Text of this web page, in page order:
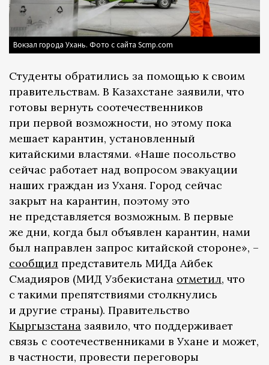
Вокзал города Ухань. Фото с сайта Scmp.com
Студенты обратились за помощью к своим
правительствам. В Казахстане заявили, что
готовы вернуть соотечественников
при первой возможности, но этому пока
мешает карантин, установленный
китайскими властями. «Наше посольство
сейчас работает над вопросом эвакуации
наших граждан из Уханя. Город сейчас
закрыт на карантин, поэтому это
не представляется возможным. В первые
же дни, когда был объявлен карантин, нами
был направлен запрос китайской стороне», –
сообщил представитель МИДа Айбек
Смадияров (МИД Узбекистана отметил, что
с такими препятствиями столкнулись
и другие страны). Правительство
Кыргызстана заявило, что поддерживает
связь с соотечественниками в Ухане и может,
в частности, провести переговоры